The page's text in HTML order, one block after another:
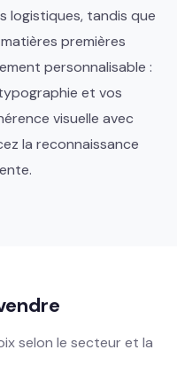
logistiques, tandis que
premières
personnalisable :
et vos
visuelle avec
la reconnaissance
selon le secteur et la